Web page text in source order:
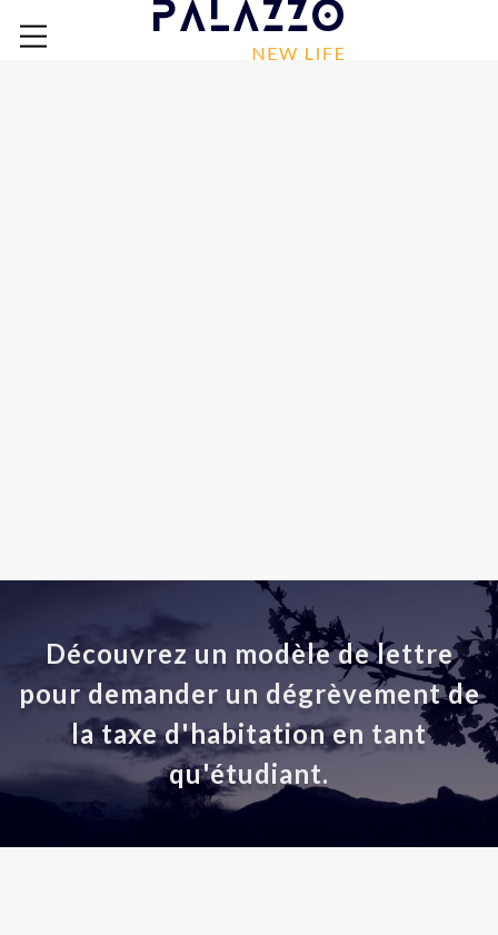
Découvrez un modèle de lettre
pour demander un dégrèvement de
la taxe d'habitation en tant
qu'étudiant.